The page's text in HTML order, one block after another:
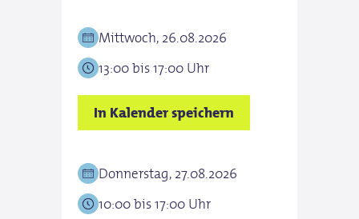
Mittwoch, 26.08.2026
13:00 bis 17:00 Uhr
In Kalender speichern
Donnerstag, 27.08.2026
10:00 bis 17:00 Uhr